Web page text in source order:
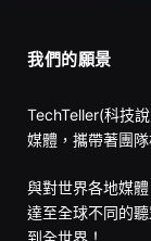
我們的願景
TechTeller(科技
媒體，攜帶著團
與對世界各地媒
達至全球不同的
到全世界！